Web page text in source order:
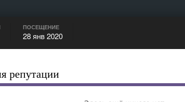
ПОСЕЩЕНИЕ
28 янв 2020
репутации